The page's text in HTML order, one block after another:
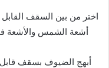
اختر من بين السقف
أشعة الشمس والأشعة
أبهج الضيوف بسقف قابل